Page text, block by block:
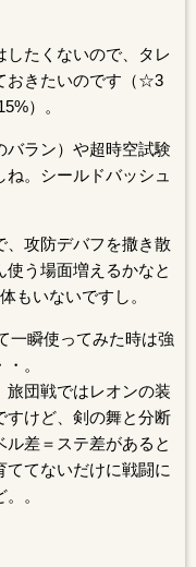
したくないので、タレ
おきたいのです（☆3
）。
バラン）や超時空試験
。シールドバッシュ
、攻防デバフを撒き散
う場面増えるかなと
もいないですし。
一瞬使ってみた時は強
。
旅団戦ではレオンの装
すけど、剣の舞と分断
差＝ステ差があると
てないだけに戦闘に
。